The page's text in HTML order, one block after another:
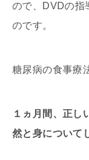
ので、DVDの指
のです。
糖尿病の食事療
１ヵ月間、正し
然と身について